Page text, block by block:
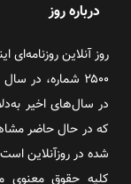
درباره روز
در سال‌های اخیر
که در حال حاضر
شده در روزآنلاین
کلیه حقوق معنوی